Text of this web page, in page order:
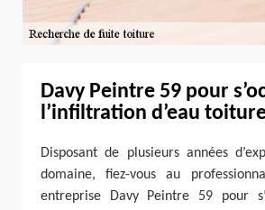
Davy Peintre 59 pour
l’infiltration d’eau
Disposant de plusieurs années
domaine, fiez-vous au
entreprise Davy Peintre 59 pour